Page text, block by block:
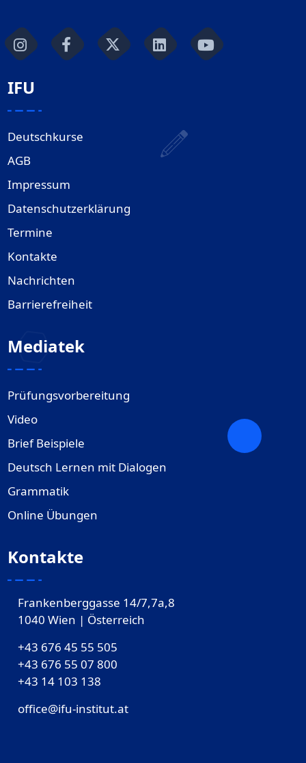
IFU
Deutschkurse
AGB
Impressum
Datenschutzerklärung
Termine
Kontakte
Nachrichten
Barrierefreiheit
Mediatek
Prüfungsvorbereitung
Video
Brief Beispiele
Deutsch Lernen mit Dialogen
Grammatik
Online Übungen
Kontakte
Frankenberggasse 14/7,7a,8
1040 Wien | Österreich
+43 676 45 55 505
+43 676 55 07 800
‎+43 14 103 138
office@ifu-institut.at